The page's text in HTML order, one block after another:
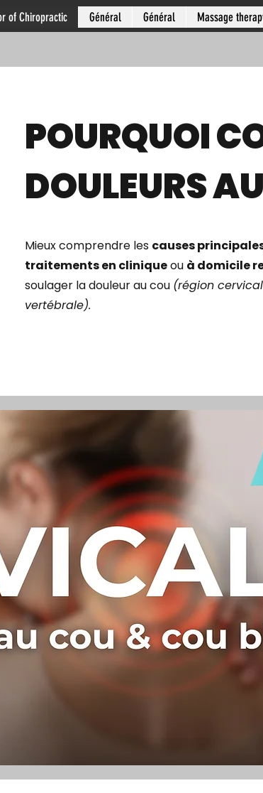
of Chiropractic Général Général Massage
POURQUOI
DOULEURS
Mieux comprendre les causes
traitements en cliniqueou à domicile
soulager la douleur au cou (région
vertébrale).